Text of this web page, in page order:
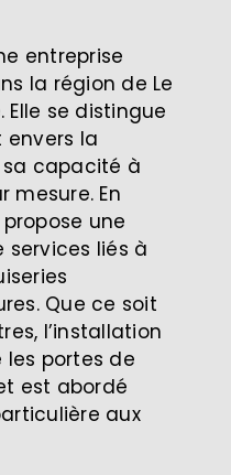
entreprise
la région de Le
se distingue
la
capacité à
mesure. En
propose une
liés à
Que ce soit
l’installation
les portes de
est abordé
aux